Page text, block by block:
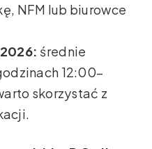
NFM lub biurowce
średnie
12:00–
skorzystać z